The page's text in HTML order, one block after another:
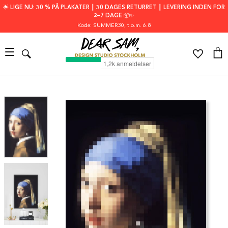
🌟 LIGE NU: 30 % PÅ PLAKATER ┃ 30 DAGES RETURRET ┃ LEVERING INDEN FOR
2–7 DAGE 📦✨
Kode: SUMMER30, t.o.m. 6.8